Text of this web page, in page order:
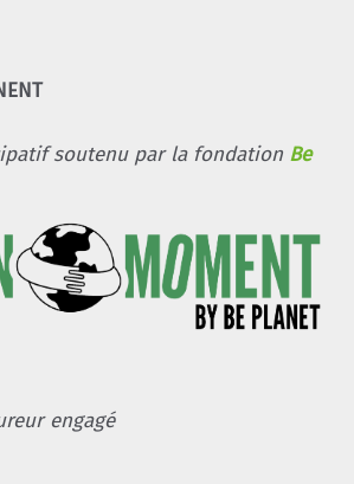
soutenu par la fondation Be
engagé